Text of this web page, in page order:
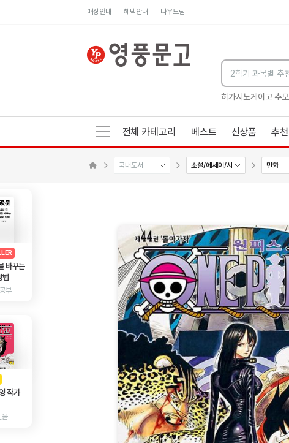
매장안내 혜택안내 나우드림
히가시노게이고 추모
전체 카테고리 베스트 신상품 추천
국내도서 소설/에세이/시 만화
AD
바꾸는
법
부
AD
작가
물